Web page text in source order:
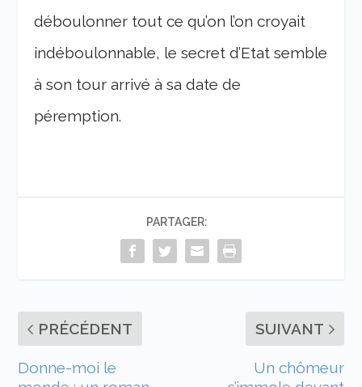
déboulonner tout ce qu’on l’on croyait
indéboulonnable, le secret d’Etat semble
à son tour arrivé à sa date de
péremption.
PARTAGER:
PRÉCÉDENT
Donne-moi le
SUIVANT
Un chômeur